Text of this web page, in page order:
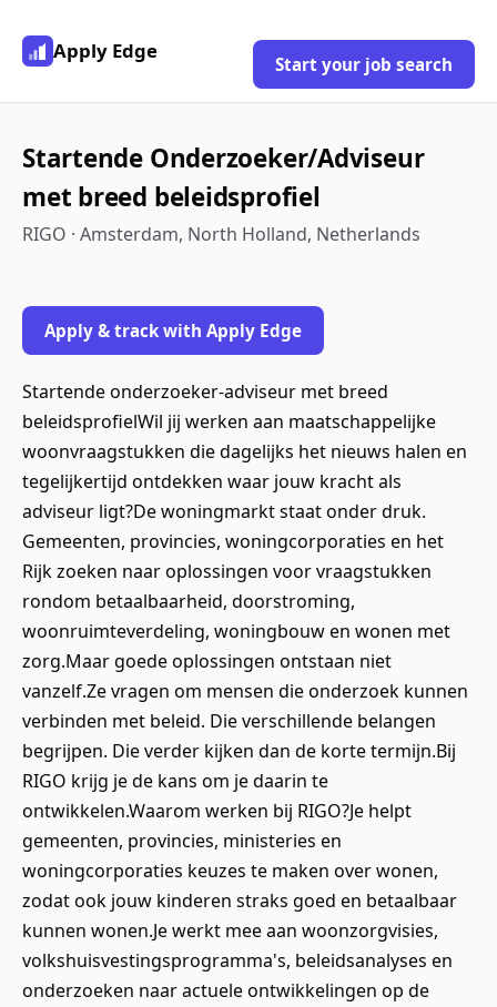
Apply Edge
Start your job search
Startende Onderzoeker/Adviseur
met breed beleidsprofiel
RIGO · Amsterdam, North Holland, Netherlands
Apply & track with Apply Edge
Startende onderzoeker-adviseur met breed
beleidsprofielWil jij werken aan maatschappelijke
woonvraagstukken die dagelijks het nieuws halen en
tegelijkertijd ontdekken waar jouw kracht als
adviseur ligt?De woningmarkt staat onder druk.
Gemeenten, provincies, woningcorporaties en het
Rijk zoeken naar oplossingen voor vraagstukken
rondom betaalbaarheid, doorstroming,
woonruimteverdeling, woningbouw en wonen met
zorg.Maar goede oplossingen ontstaan niet
vanzelf.Ze vragen om mensen die onderzoek kunnen
verbinden met beleid. Die verschillende belangen
begrijpen. Die verder kijken dan de korte termijn.Bij
RIGO krijg je de kans om je daarin te
ontwikkelen.Waarom werken bij RIGO?Je helpt
gemeenten, provincies, ministeries en
woningcorporaties keuzes te maken over wonen,
zodat ook jouw kinderen straks goed en betaalbaar
kunnen wonen.Je werkt mee aan woonzorgvisies,
volkshuisvestingsprogramma's, beleidsanalyses en
onderzoeken naar actuele ontwikkelingen op de